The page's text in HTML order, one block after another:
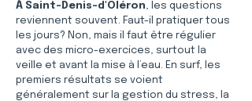
À Saint-Denis-d'Oléron, les questions
reviennent souvent. Faut-il pratiquer tous
les jours? Non, mais il faut être régulier
avec des micro-exercices, surtout la
veille et avant la mise à l’eau. En surf, les
premiers résultats se voient
généralement sur la gestion du stress, la